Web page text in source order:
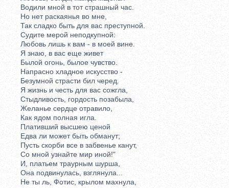
Водили мной в тот страшный час.
Но нет раскаянья во мне,
Так сладко быть для вас преступной.
Судите мерой неподкупной:
Любовь лишь к вам - в моей вине.
Я знаю, в вас еще живет
Былой огонь, былое чувство.
Напрасно хладное искусство -
Безумной страсти бил черед.
Я жизнь и честь для вас сожгла,
Стыдливость, гордость позабыла,
Желанье сердце отравило,
Как ядом полная игла.
Плативший высшею ценой
Едва ли может быть обманут;
Пусть скорби все в забвенье канут,
Со мной узнайте мир иной!"
И, платьем траурным шурша,
Она подвинулась, взглянула...
Не ты ль, Фотис, крылом махнула,